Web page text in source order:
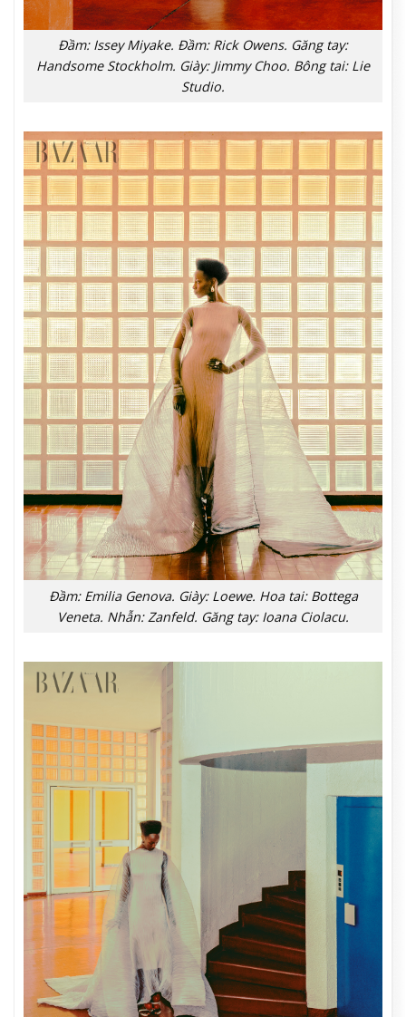
Đầm: Issey Miyake. Đầm: Rick Owens. Găng tay:
Handsome Stockholm. Giày: Jimmy Choo. Bông tai: Lie
Studio.
Đầm: Emilia Genova. Giày: Loewe. Hoa tai: Bottega
Veneta. Nhẫn: Zanfeld. Găng tay: Ioana Ciolacu.